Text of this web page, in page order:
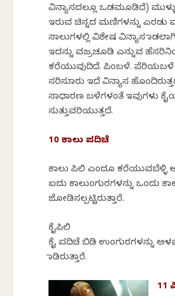
ವಿನ್ಯಾಸದಲ್ಲೂ ಒಡಮೂಡಿದೆ)
ಇರುವ ಚಿನ್ನದ ಮಣಿಗಳನ್ನು ಎರಡು
ಸಾಲುಗಳಲ್ಲಿ ವಿಶೇಷ ವಿನ್ಯಾಸ
ಇದನ್ನು ವಜ್ರಚೂಡಿ ಎನ್ನುವ
ಕರೆಯುವುದಿದೆ. ಪಿಂಬಳೆ. ಪೆರಿಯಬಳೆ
ಸರಿಸುಮಾರು ಇದೆ ವಿನ್ಯಾಸ
ಸಾಧಾರಣ ಬಳೆಗಳಂತೆ ಇವುಗಳು
ಸುತ್ತುವರಿಯುತ್ತದೆ.
10 ಕಾಲು ಪದಿಚೆ
ಕಾಲು ಪಿಲಿ ಎಂದೂ ಕರೆಯುವಬೆಳ್ಳಿ
ಐದು ಕಾಲುಂಗುರಗಳನ್ನು ಒಂದು
ಜೋಡಿಸಲ್ಪಟ್ಟಿರುತ್ತಾರೆ.
ಕೈಪಿಲಿ
ಕೈ ಪದಿಚೆ ಬಿಡಿ ಉಂಗುರಗಳನ್ನು
ಮಾಡಿರುತ್ತಾರೆ.
11